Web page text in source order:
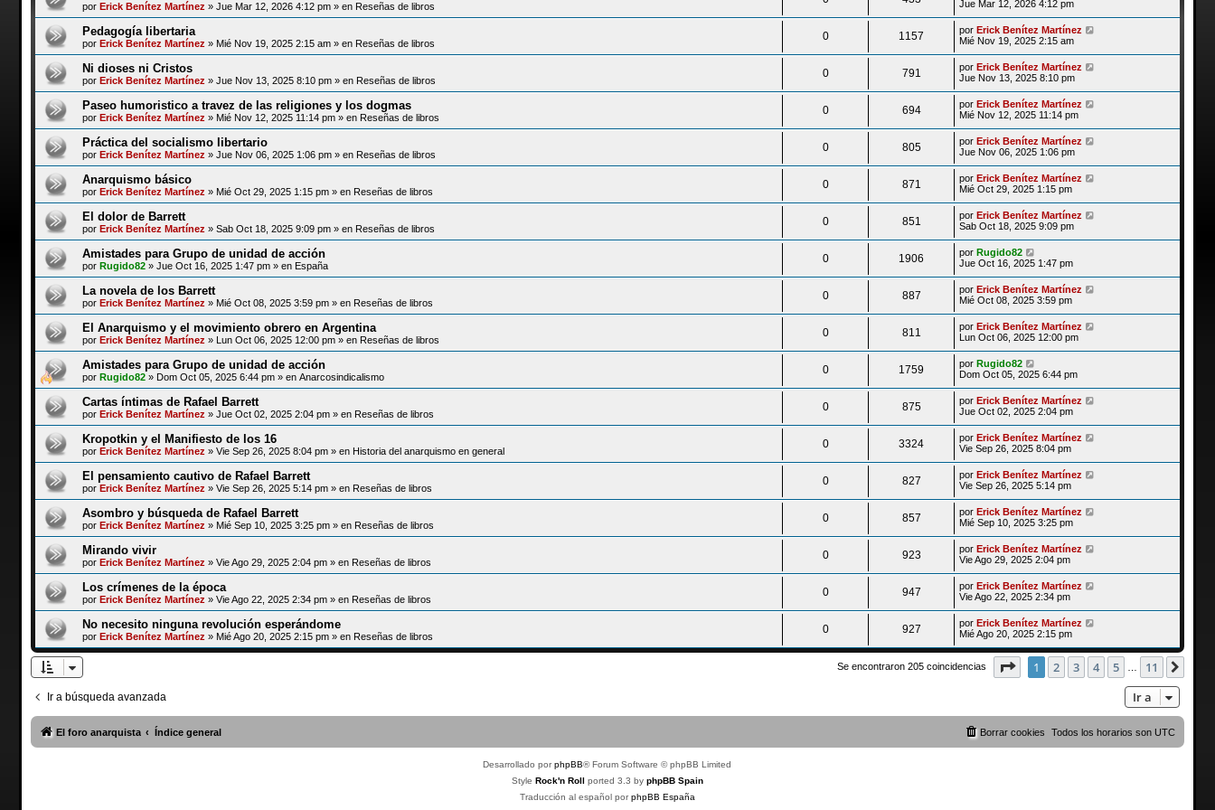
por Erick Benítez Martínez » Jue Mar 12, 2026 4:12 pm» en Reseñas de libros
Jue Mar 12, 2026 4:12 pm
Pedagogía libertaria
por Erick Benítez Martínez » Mié Nov 19, 2025 2:15 am» en Reseñas de libros
0 1157 porErick Benítez Martínez
Mié Nov 19, 2025 2:15 am
Ni dioses ni Cristos
por Erick Benítez Martínez » Jue Nov 13, 2025 8:10 pm» en Reseñas de libros
0 791 porErick Benítez Martínez
Jue Nov 13, 2025 8:10 pm
Paseo humoristico a travez de las religiones y los dogmas
por Erick Benítez Martínez » Mié Nov 12, 2025 11:14 pm» en Reseñas de libros
0 694 porErick Benítez Martínez
Mié Nov 12, 2025 11:14 pm
Práctica del socialismo libertario
por Erick Benítez Martínez » Jue Nov 06, 2025 1:06 pm» en Reseñas de libros
0 805 porErick Benítez Martínez
Jue Nov 06, 2025 1:06 pm
Anarquismo básico
por Erick Benítez Martínez » Mié Oct 29, 2025 1:15 pm» en Reseñas de libros
0 871 porErick Benítez Martínez
Mié Oct 29, 2025 1:15 pm
El dolor de Barrett
por Erick Benítez Martínez » Sab Oct 18, 2025 9:09 pm» en Reseñas de libros
0 851 porErick Benítez Martínez
Sab Oct 18, 2025 9:09 pm
Amistades para Grupo de unidad de acción
por Rugido82» Jue Oct 16, 2025 1:47 pm» en España
0 1906 porRugido82
Jue Oct 16, 2025 1:47 pm
La novela de los Barrett
por Erick Benítez Martínez » Mié Oct 08, 2025 3:59 pm» en Reseñas de libros
0 887 porErick Benítez Martínez
Mié Oct 08, 2025 3:59 pm
El Anarquismo y el movimiento obrero en Argentina
por Erick Benítez Martínez » Lun Oct 06, 2025 12:00 pm» en Reseñas de libros
0 811 porErick Benítez Martínez
Lun Oct 06, 2025 12:00 pm
Amistades para Grupo de unidad de acción
por Rugido82» Dom Oct 05, 2025 6:44 pm» en Anarcosindicalismo
0 1759 porRugido82
Dom Oct 05, 2025 6:44 pm
Cartas íntimas de Rafael Barrett
por Erick Benítez Martínez » Jue Oct 02, 2025 2:04 pm» en Reseñas de libros
0 875 porErick Benítez Martínez
Jue Oct 02, 2025 2:04 pm
Kropotkin y el Manifiesto de los 16
por Erick Benítez Martínez » Vie Sep 26, 2025 8:04 pm» en Historia del anarquismo en general
0 3324 porErick Benítez Martínez
Vie Sep 26, 2025 8:04 pm
El pensamiento cautivo de Rafael Barrett
por Erick Benítez Martínez » Vie Sep 26, 2025 5:14 pm» en Reseñas de libros
0 827 porErick Benítez Martínez
Vie Sep 26, 2025 5:14 pm
Asombro y búsqueda de Rafael Barrett
por Erick Benítez Martínez » Mié Sep 10, 2025 3:25 pm» en Reseñas de libros
0 857 porErick Benítez Martínez
Mié Sep 10, 2025 3:25 pm
Mirando vivir
por Erick Benítez Martínez » Vie Ago 29, 2025 2:04 pm» en Reseñas de libros
0 923 porErick Benítez Martínez
Vie Ago 29, 2025 2:04 pm
Los crímenes de la época
por Erick Benítez Martínez » Vie Ago 22, 2025 2:34 pm» en Reseñas de libros
0 947 porErick Benítez Martínez
Vie Ago 22, 2025 2:34 pm
No necesito ninguna revolución esperándome
por Erick Benítez Martínez » Mié Ago 20, 2025 2:15 pm» en Reseñas de libros
0 927 porErick Benítez Martínez
Mié Ago 20, 2025 2:15 pm
Se encontraron 205 coincidencias Página1 de 11
1 2 3 4 5 11
Ir a búsqueda avanzada Ir a
El foro anarquista Índice general Todos los horarios sonUTC
Borrar cookies
Desarrollado porphpBB® Forum Software © phpBB Limited
Style Rock'n Roll ported 3.3 by phpBB Spain
Traducción al español porphpBB España